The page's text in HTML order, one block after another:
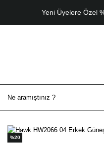
Yeni Üyelere Özel
%20